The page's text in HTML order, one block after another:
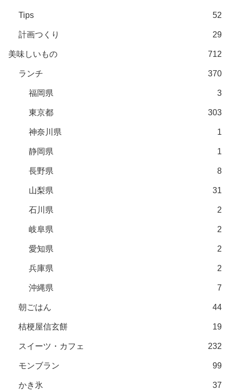
Tips 52
計画つくり 29
美味しいもの 712
ランチ 370
福岡県 3
東京都 303
神奈川県 1
静岡県 1
長野県 8
山梨県 31
石川県 2
岐阜県 2
愛知県 2
兵庫県 2
沖縄県 7
朝ごはん 44
桔梗屋信玄餅 19
スイーツ・カフェ 232
モンブラン 99
かき氷 37